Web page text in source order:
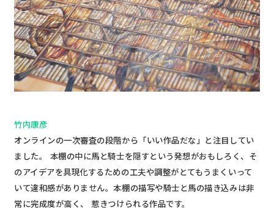
竹内康彦
オンラインの一次審査の段階から「いい作品だな」と注目してい
ました。 本棚の中に馬と騎士を隠すという発想がおもしろく、そ
のアイデアを具現化するための工夫や調整がとてもうまくいって
いて違和感がありません。本棚の描写や騎士と馬の描き込みは非
常に完成度が高く、 惹きつけられる作品です。